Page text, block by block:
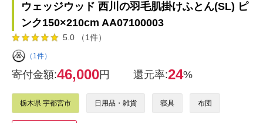
ウェッジウッド 西川の羽毛肌掛けふとん(SL) ピ
ンク150×210cm AA07100003
5.0 （1件）
（1件）
寄付金額:46,000円 還元率:24%
栃木県 宇都宮市 日用品・雑貨 寝具 布団